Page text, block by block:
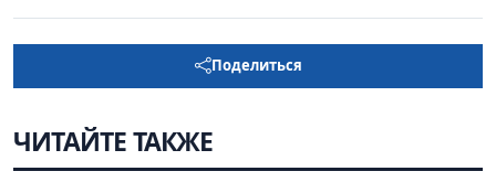
Поделиться
ЧИТАЙТЕ ТАКЖЕ